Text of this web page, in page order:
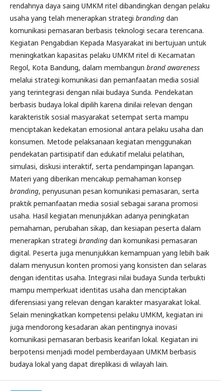
rendahnya daya saing UMKM ritel dibandingkan dengan pelaku
usaha yang telah menerapkan strategi branding dan
komunikasi pemasaran berbasis teknologi secara terencana.
Kegiatan Pengabdian Kepada Masyarakat ini bertujuan untuk
meningkatkan kapasitas pelaku UMKM ritel di Kecamatan
Regol, Kota Bandung, dalam membangun brand awareness
melalui strategi komunikasi dan pemanfaatan media sosial
yang terintegrasi dengan nilai budaya Sunda. Pendekatan
berbasis budaya lokal dipilih karena dinilai relevan dengan
karakteristik sosial masyarakat setempat serta mampu
menciptakan kedekatan emosional antara pelaku usaha dan
konsumen. Metode pelaksanaan kegiatan menggunakan
pendekatan partisipatif dan edukatif melalui pelatihan,
simulasi, diskusi interaktif, serta pendampingan lapangan.
Materi yang diberikan mencakup pemahaman konsep
branding, penyusunan pesan komunikasi pemasaran, serta
praktik pemanfaatan media sosial sebagai sarana promosi
usaha. Hasil kegiatan menunjukkan adanya peningkatan
pemahaman, perubahan sikap, dan kesiapan peserta dalam
menerapkan strategi branding dan komunikasi pemasaran
digital. Peserta juga menunjukkan kemampuan yang lebih baik
dalam menyusun konten promosi yang konsisten dan selaras
dengan identitas usaha. Integrasi nilai budaya Sunda terbukti
mampu memperkuat identitas usaha dan menciptakan
diferensiasi yang relevan dengan karakter masyarakat lokal.
Selain meningkatkan kompetensi pelaku UMKM, kegiatan ini
juga mendorong kesadaran akan pentingnya inovasi
komunikasi pemasaran berbasis kearifan lokal. Kegiatan ini
berpotensi menjadi model pemberdayaan UMKM berbasis
budaya lokal yang dapat direplikasi di wilayah lain.